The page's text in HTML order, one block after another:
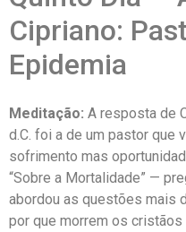
Cipriano:
Epidemia
Meditação: A resposta de
d.C. foi a de um pastor que
sofrimento mas
“Sobre a Mortalidade” —
abordou as questões mais
por que morrem os